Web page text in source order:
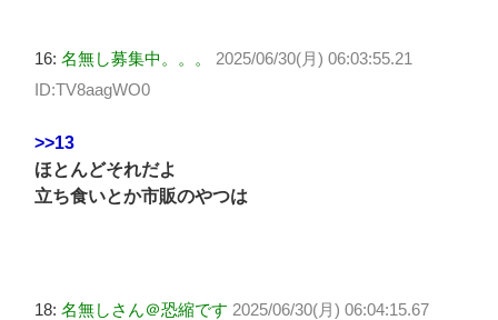
16: 名無し募集中。。。
2025/06/30(月) 06:03:55.21
ID:TV8aagWO0
>>13
ほとんどそれだよ
立ち食いとか市販のやつは
18: 名無しさん＠恐縮です 2025/06/30(月) 06:04:15.67